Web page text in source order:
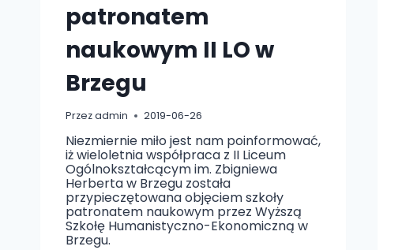
patronatem
naukowym II LO w
Brzegu
Przezadmin 2019-06-26
Niezmiernie miło jest nam poinformować,
iż wieloletnia współpraca z II Liceum
Ogólnokształcącym im. Zbigniewa
Herberta w Brzegu została
przypieczętowana objęciem szkoły
patronatem naukowym przez Wyższą
Szkołę Humanistyczno-Ekonomiczną w
Brzegu.